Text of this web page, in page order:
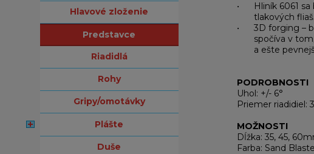
hlavové zloženie
predstavce
riadidlá
rohy
gripy/omotávky
plášte
duše
• Hliník 6061 sa
tlakových
• 3D forging –
spočíva v
a ešte
PODROBNOSTI
Uhol: +/- 6°
Priemer riadidiel:
MOŽNOSTI
Dĺžka: 35, 45,
Farba: Sand